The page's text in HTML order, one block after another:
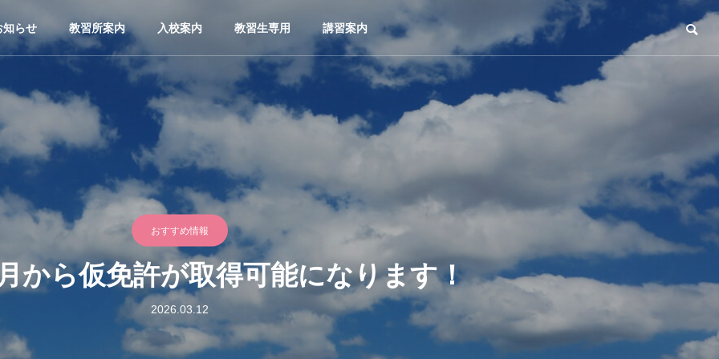
知らせ 教習所案内 入校案内 教習生専用 講習案内
おすすめ情報
から仮免許が取得可能になります！
2026.03.12